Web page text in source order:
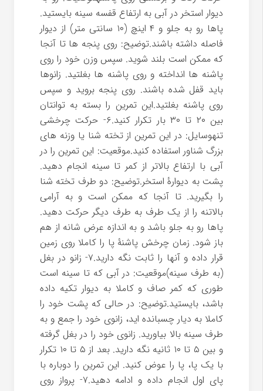
دیوار استخر در آبی به ارتفاع قفسه سینه بایستید.
پاها رو به جلو و ۴ اینچ (۱۰ سانتی متر) از دیوار
فاصله داشته باشند.توضیح: روی پنجه ها تا آنجا
که ممکن است بلند شوید. سپس وزن خود را روی
پاشنه ها انداخته و روی پاشنه ها بغلتید. زانوها
باید قفل شده باشند. روی پنجه بروید و سپس
روی پاشنه بغلتید.این تمرین را بسته به توانتان
بین ۲۰ تا ۳۰ بار تکرار کنید.۶- حرکت چرخشی
تنهوسایل: در این تمرین از تخته شنا یا وزنه های
بزرگ شناور استفاده کنید.موقعیت: این تمرین را در
آبی با ارتفاع بالاتر از کمر تا سینه انجام دهید.
پشت به دیوارۀ استخر.توضیح: دو طرف تخته شنا
را بگیرید. تا آنجا که ممکن است و به آرامی
بالاتنه را از یک طرف به طرف دیگر حرکت دهید.
پاها رو به جلو باشد و به اندازه عرض شانه از هم
باز شود. زمان چرخش پاشنۀ پا را کاملا روی زمین
قرار داده و آنها را ثابت نگه دارید.۷- زانو در بغل
(به طرف سینه)موقعیت: در آبی که تا سینه است
طوری که کمر صاف و کاملا به دیوار تکیه داده
باشد، بایستید.توضیح: در حالی که پشت خود را
کاملا به دیار چسبانده اید، زانوی خود را جمع و به
طرف سینه بالا بیاورید. زانوی خود را در بغل گرفته
و بین ۵ تا ۱۰ ثانیه نگه دارید. بعد از ۵ تا ۱۰ تکرار
با یک پا، پا را عوض کنید. این تمرین را دوباره با
پای اول انجام داده و ادامه دهید.۷- پرواز روی